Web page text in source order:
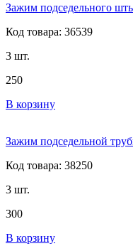
Зажим подседельного
Код товара: 36539
3 шт.
250
В корзину
Зажим подседельной
Код товара: 38250
3 шт.
300
В корзину